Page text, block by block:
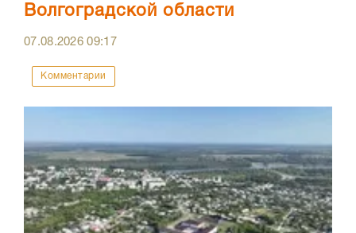
Волгоградской области
07.08.202609:17
Комментарии